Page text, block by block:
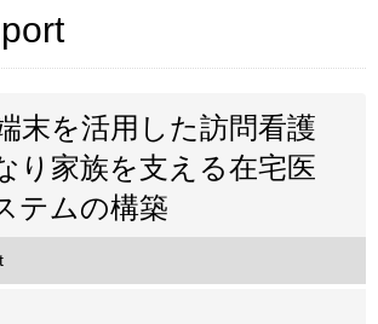
末を活用した訪問看護
り家族を支える在宅医
テムの構築